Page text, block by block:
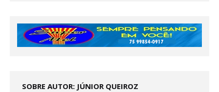
SOBRE AUTOR: JÚNIOR QUEIROZ